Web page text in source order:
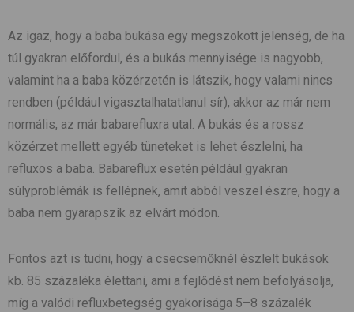
Az igaz, hogy a baba bukása egy megszokott jelenség, de ha
túl gyakran előfordul, és a bukás mennyisége is nagyobb,
valamint ha a baba közérzetén is látszik, hogy valami nincs
rendben (például vigasztalhatatlanul sír), akkor az már nem
normális, az már babarefluxra utal. A bukás és a rossz
közérzet mellett egyéb tüneteket is lehet észlelni, ha
refluxos a baba. Babareflux esetén például gyakran
súlyproblémák is fellépnek, amit abból veszel észre, hogy a
baba nem gyarapszik az elvárt módon.
Fontos azt is tudni, hogy a csecsemőknél észlelt bukások
kb. 85 százaléka élettani, ami a fejlődést nem befolyásolja,
míg a valódi refluxbetegség gyakorisága 5–8 százalék